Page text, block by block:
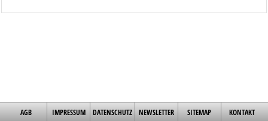
AGB IMPRESSUM DATENSCHUTZ NEWSLETTER SITEMAP KONTAKT